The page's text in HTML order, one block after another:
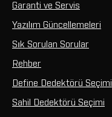
Garanti ve Servis
Yazılım Güncellemeleri
Sık Sorulan Sorular
Rehber
Define Dedektörü Seçimi
Sahil Dedektörü Seçimi